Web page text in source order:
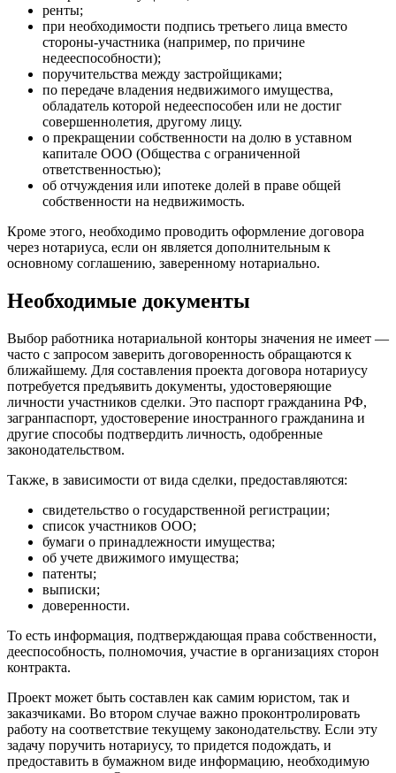
ренты;
при необходимости подпись третьего лица вместо
стороны-участника (например, по причине
недееспособности);
поручительства между застройщиками;
по передаче владения недвижимого имущества,
обладатель которой недееспособен или не достиг
совершеннолетия, другому лицу.
о прекращении собственности на долю в уставном
капитале ООО (Общества с ограниченной
ответственностью);
об отчуждения или ипотеке долей в праве общей
собственности на недвижимость.
Кроме этого, необходимо проводить оформление договора
через нотариуса, если он является дополнительным к
основному соглашению, заверенному нотариально.
Необходимые документы
Выбор работника нотариальной конторы значения не имеет —
часто с запросом заверить договоренность обращаются к
ближайшему. Для составления проекта договора нотариусу
потребуется предъявить документы, удостоверяющие
личности участников сделки. Это паспорт гражданина РФ,
загранпаспорт, удостоверение иностранного гражданина и
другие способы подтвердить личность, одобренные
законодательством.
Также, в зависимости от вида сделки, предоставляются:
свидетельство о государственной регистрации;
список участников ООО;
бумаги о принадлежности имущества;
об учете движимого имущества;
патенты;
выписки;
доверенности.
То есть информация, подтверждающая права собственности,
дееспособность, полномочия, участие в организациях сторон
контракта.
Проект может быть составлен как самим юристом, так и
заказчиками. Во втором случае важно проконтролировать
работу на соответствие текущему законодательству. Если эту
задачу поручить нотариусу, то придется подождать, и
предоставить в бумажном виде информацию, необходимую